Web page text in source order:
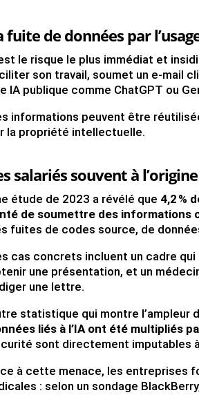
fuite de données par
le risque le plus immédiat et
son travail, soumet un e-mail
IA publique comme ChatGPT ou
informations peuvent être
la propriété intellectuelle.
salariés souvent à
étude de 2023 a révélé que 4,2 %
de soumettre des informations
fuites de codes source, de
cas concrets incluent un cadre
une présentation, et un
une lettre.
statistique qui montre l’ampleur
liés à l’IA ont été multipliés
sont directement imputables
à cette menace, les entreprises
: selon un sondage